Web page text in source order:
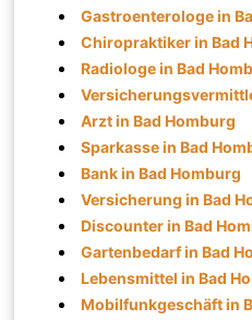
Gastroenterologe in
Chiropraktiker in Bad
Radiologe in Bad
Arzt in Bad Homburg
Sparkasse in Bad
Bank in Bad Homburg
Versicherung in Bad
Discounter in Bad
Gartenbedarf in Bad
Lebensmittel in Bad
Mobilfunkgeschäft in